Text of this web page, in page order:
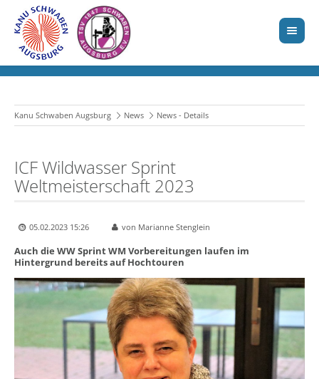
Kanu Schwaben Augsburg News News - Details
ICF Wildwasser Sprint
Weltmeisterschaft 2023
05.02.2023 15:26 von Marianne Stenglein
Auch die WW Sprint WM Vorbereitungen laufen im
Hintergrund bereits auf Hochtouren